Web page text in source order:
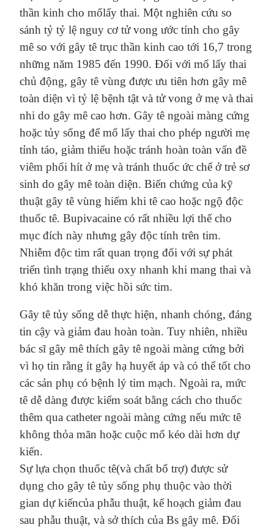
thần kinh cho mổlấy thai. Một nghiên cứu so
sánh tỷ tỷ lệ nguy cơtử vong ước tính cho gây
mê so với gây tê trục thần kinh cao tới 16,7 trong
những năm 1985 đến 1990. Đối với mổ lấy thai
chủ động, gây tê vùng được ưu tiên hơn gây mê
toàn diện vì tỷ lệ bệnh tật và tử vong ở mẹ và thai
nhi do gây mê cao hơn. Gây tê ngoài màng cứng
hoặc tủy sống để mổ lấy thai cho phép người mẹ
tỉnh táo, giảm thiểu hoặc tránh hoàn toàn vấn đề
viêm phổi hít ở mẹ và tránh thuốc ức chế ở trẻ sơ
sinh do gây mê toàn diện. Biến chứng của kỹ
thuật gây tê vùng hiếm khi tê cao hoặc ngộ độc
thuốc tê. Bupivacaine có rất nhiều lợi thế cho
mục đích này nhưng gây độc tính trên tim.
Nhiễm độc tim rất quan trọng đối với sự phát
triển tình trạng thiếu oxy nhanh khi mang thai và
khó khăn trong việc hồi sức tim.
Gây tê tủy sống dễ thực hiện, nhanh chóng, đáng
tin cậy và giảm đau hoàn toàn. Tuy nhiên, nhiều
bác sĩ gây mê thích gây tê ngoài màng cứng bởi
vì họ tin rằng ít gây hạ huyết áp và có thể tốt cho
các sản phụ có bệnh lý tim mạch. Ngoài ra, mức
tê dễ dàng được kiểm soát bằng cách cho thuốc
thêm qua catheter ngoài màng cứng nếu mức tê
không thỏa mãn hoặc cuộc mổ kéo dài hơn dự
kiến.
Sự lựa chọn thuốc tê(và chất bổ trợ) được sử
dụng cho gây tê tủy sống phụ thuộc vào thời
gian dự kiếncủa phẫu thuật, kế hoạch giảm đau
sau phẫu thuật, và sở thích của Bs gây mê. Đối